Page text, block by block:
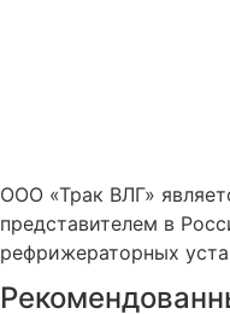
ООО «Трак ВЛГ»
представителем в
рефрижераторных